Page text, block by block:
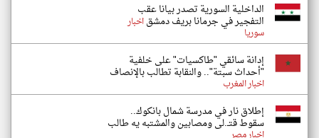
الداخلية السورية تصدر بيانا عقب
التفجير في جرمانا بريف دمشقاخبار
سوريا
إدانة سائقي "طاكسيات" على خلفية
"أحداث سبتة".. والنقابة تطالب بالإنصاف
اخبار المغرب
إطلاق نار في مدرسة شمال بانكوك..
سقوط قتـ.لى ومصابين والمشتبه يه طالب